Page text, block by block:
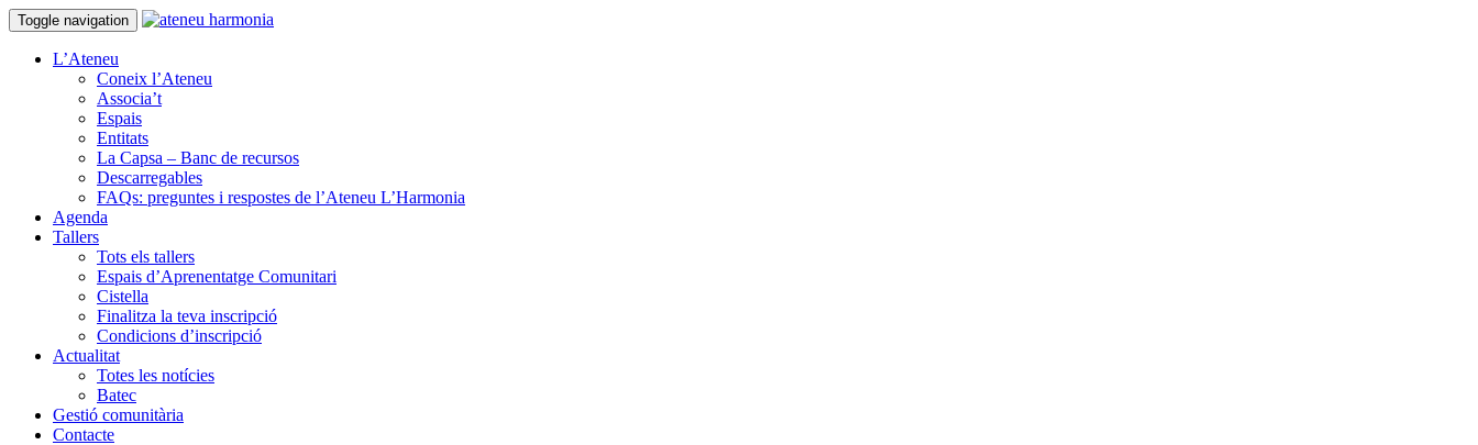
Toggle navigation
L’Ateneu
Coneix l’Ateneu
Associa’t
Espais
Entitats
La Capsa – Banc de recursos
Descarregables
FAQs: preguntes i respostes de l’Ateneu L’Harmonia
Agenda
Tallers
Tots els tallers
Espais d’Aprenentatge Comunitari
Cistella
Finalitza la teva inscripció
Condicions d’inscripció
Actualitat
Totes les notícies
Batec
Gestió comunitària
Contacte